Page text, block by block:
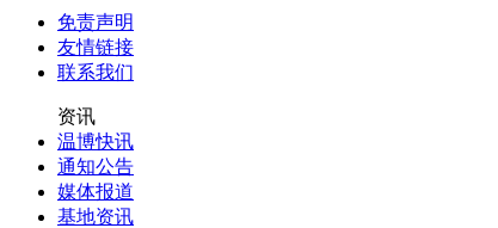
免责声明
友情链接
联系我们
资讯
温博快讯
通知公告
媒体报道
基地资讯